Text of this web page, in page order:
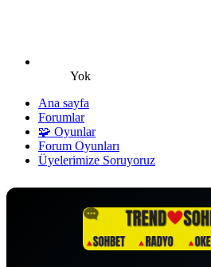
Yok
Ana sayfa
Forumlar
🧩 Oyunlar
Forum Oyunları
Üyelerimize Soruyoruz